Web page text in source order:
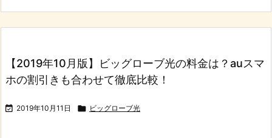
【2019年10月版】ビッグローブ光の料金は？auスマ
ホの割引きも合わせて徹底比較！
 2019年10月11日  ビッグローブ光